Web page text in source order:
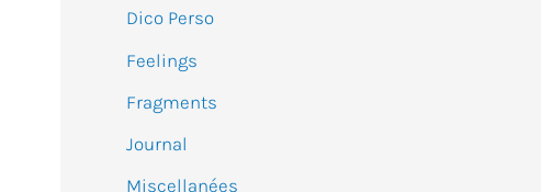
c
h
e
r
Dico Perso
Feelings
Fragments
Journal
Miscellanées